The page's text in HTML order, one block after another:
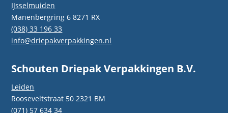
IJsselmuiden
Manenbergring 6 8271 RX
(038) 33 196 33
info@driepakverpakkingen.nl
Schouten Driepak Verpakkingen B.V.
Leiden
Rooseveltstraat 50 2321 BM
(071) 57 634 34